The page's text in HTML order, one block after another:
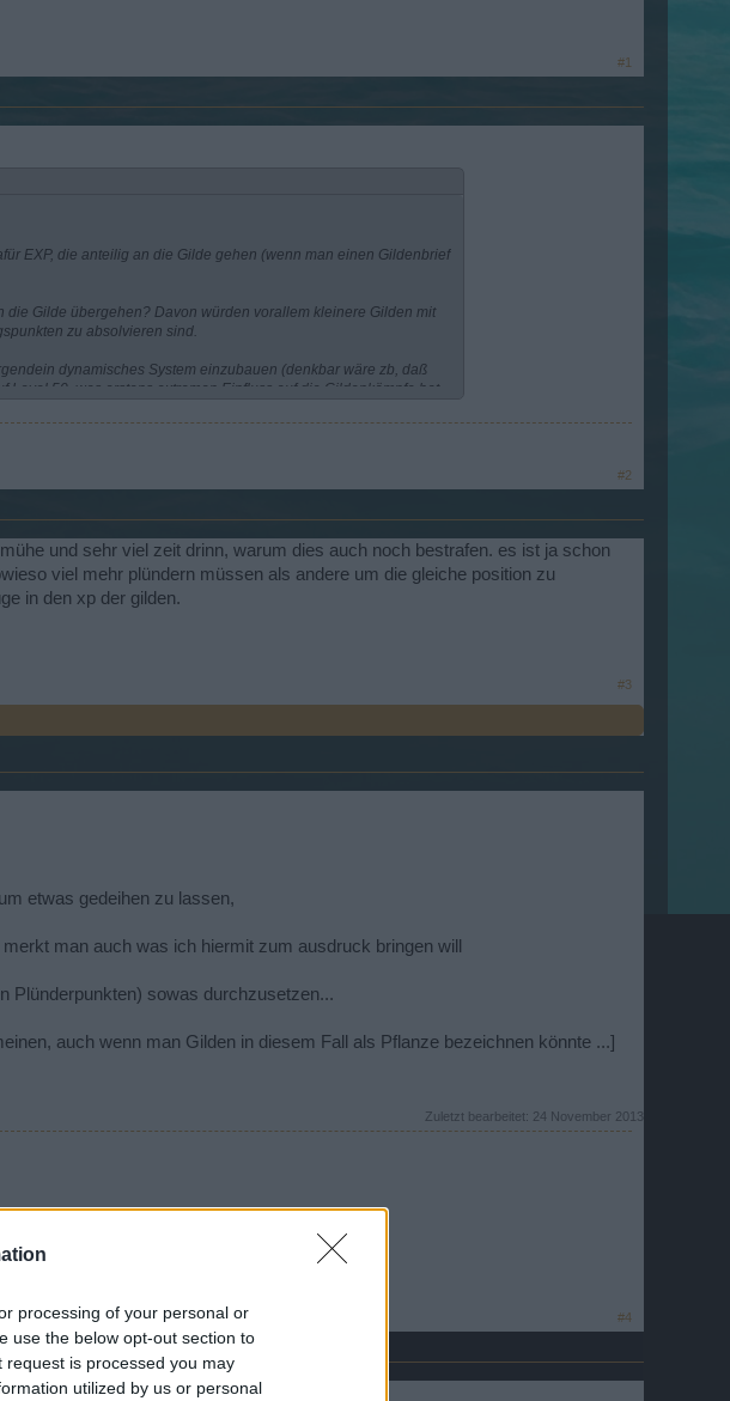
processing of your personal or
use the below opt-out section to
is processed you may
utilized by us or personal
#1
EXP, die anteilig an die Gilde gehen (wenn man einen Gildenbrief
Gilde übergehen? Davon würden vorallem kleinere Gilden mit
zu absolvieren sind.
dynamisches System einzubauen (denkbar wäre zb, daß
50, was erstens extremen Einfluss auf die Gildenkämpfe hat
#2
und sehr viel zeit drinn, warum dies auch noch bestrafen. es ist ja schon
viel mehr plündern müssen als andere um die gleiche position zu
in den xp der gilden.
#3
etwas gedeihen zu lassen,
man auch was ich hiermit zum ausdruck bringen will
Plünderpunkten) sowas durchzusetzen...
auch wenn man Gilden in diesem Fall als Pflanze bezeichnen könnte ...]
Zuletzt bearbeitet: 24 November 2013
#4